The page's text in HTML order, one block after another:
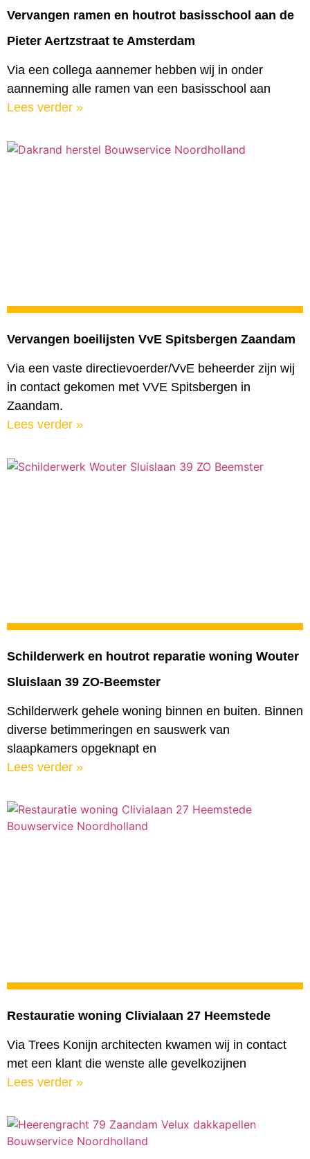
Vervangen ramen en houtrot basisschool aan de
Pieter Aertzstraat te Amsterdam
Via een collega aannemer hebben wij in onder
aanneming alle ramen van een basisschool aan
Lees verder »
Vervangen boeilijsten VvE Spitsbergen Zaandam
Via een vaste directievoerder/VvE beheerder zijn wij
in contact gekomen met VVE Spitsbergen in
Zaandam.
Lees verder »
Schilderwerk en houtrot reparatie woning Wouter
Sluislaan 39 ZO-Beemster
Schilderwerk gehele woning binnen en buiten. Binnen
diverse betimmeringen en sauswerk van
slaapkamers opgeknapt en
Lees verder »
Restauratie woning Clivialaan 27 Heemstede
Via Trees Konijn architecten kwamen wij in contact
met een klant die wenste alle gevelkozijnen
Lees verder »